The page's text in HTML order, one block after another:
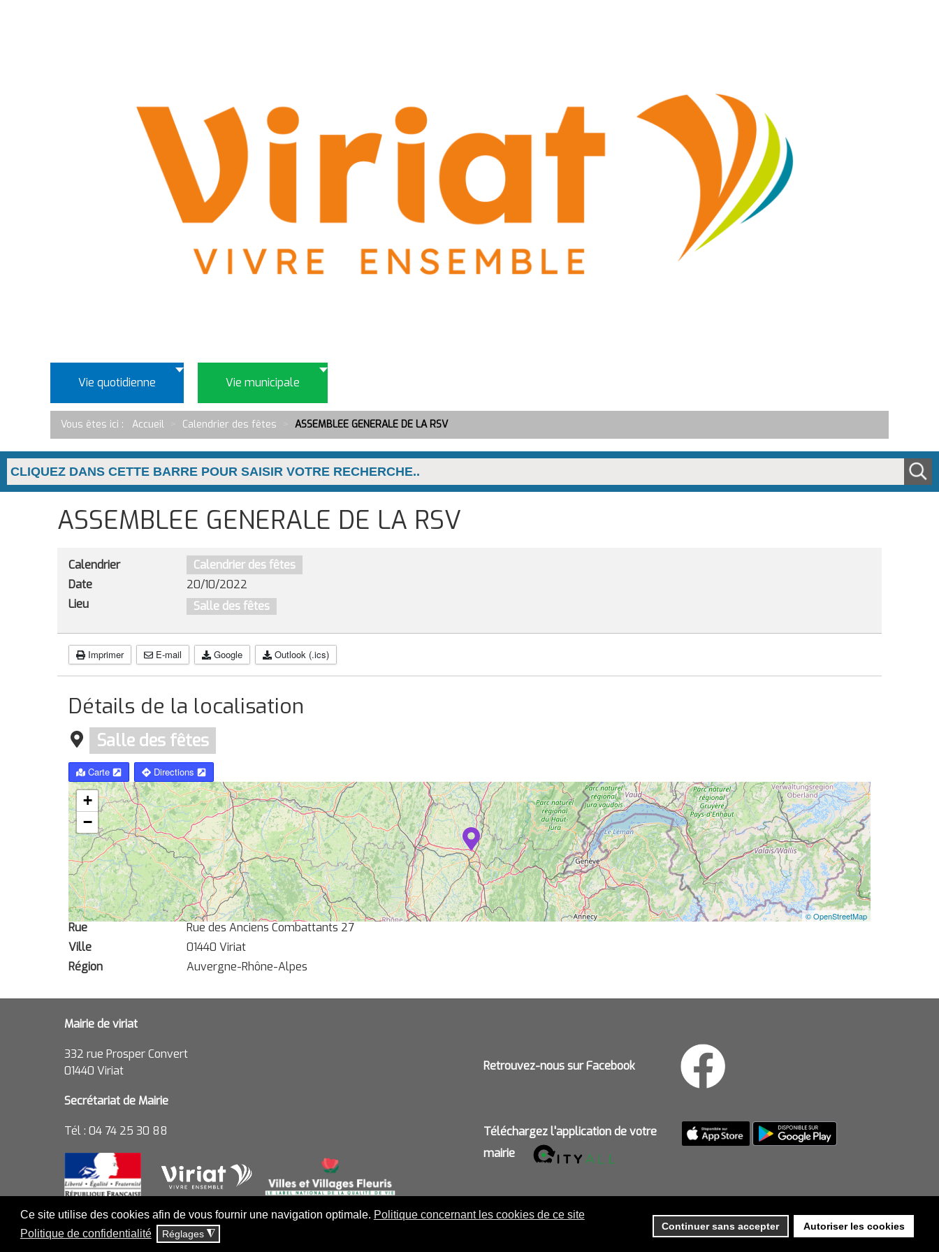
Ce site utilise des cookies afin de vous fournir une navigation optimale. Politique concernant les cookies de ce site
Politique de confidentialité
Réglages ◮
Continuer sans accepter Autoriser les cookies
Vie quotidienne Vie municipale
Vous êtes ici : Accueil Calendrier des fêtes ASSEMBLEE GENERALE DE LA RSV
ASSEMBLEE GENERALE DE LA RSV
Calendrier
Calendrier des fêtes
Date
20/10/2022
Lieu
Salle des fêtes
Imprimer E-mail Google Outlook (.ics)
Détails de la localisation
Salle des fêtes
Carte Directions
+
−
© OpenStreetMap
Rue
Rue des Anciens Combattants 27
Ville
01440 Viriat
Région
Auvergne-Rhône-Alpes
Mairie de viriat
332 rue Prosper Convert
01440 Viriat
Secrétariat de Mairie
Tél : 04 74 25 30 88
Retrouvez-nous sur Facebook
Téléchargez l'application de votre
mairie
MENTIONS LÉGALES ET POLITIQUE DE CONFIDENTIALITÉ PLAN DU SITE-ACCES PRIVE